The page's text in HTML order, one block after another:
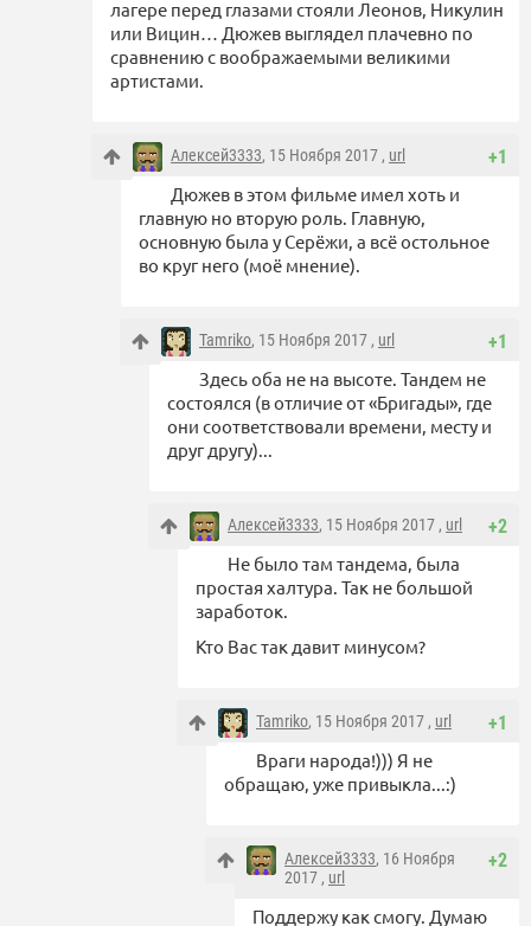
лагере перед глазами стояли Леонов, Никулин
или Вицин… Дюжев выглядел плачевно по
сравнению с воображаемыми великими
артистами.
+1
Алексей3333, 15 Ноября 2017 , url
Дюжев в этом фильме имел хоть и
главную но вторую роль. Главную,
основную была у Серёжи, а всё остольное
во круг него (моё мнение).
+1
Tamriko, 15 Ноября 2017 , url
Здесь оба не на высоте. Тандем не
состоялся (в отличие от «Бригады», где
они соответствовали времени, месту и
друг другу)...
+2
Алексей3333, 15 Ноября 2017 , url
Не было там тандема, была
простая халтура. Так не большой
заработок.
Кто Вас так давит минусом?
+1
Tamriko, 15 Ноября 2017 , url
Враги народа!))) Я не
обращаю, уже привыкла...:)
+2
Алексей3333, 16 Ноября
2017 , url
Поддержу как смогу. Думаю